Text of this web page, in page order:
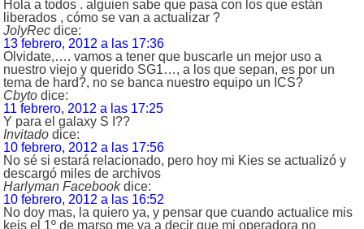
Hola a todos . alguien sabe que pasa con los que están
liberados , cómo se van a actualizar ?
JolyRec dice:
13 febrero, 2012 a las 17:36
Olvidate,…. vamos a tener que buscarle un mejor uso a
nuestro viejo y querido SG1…, a los que sepan, es por un
tema de hard?, no se banca nuestro equipo un ICS?
Cbyto dice:
11 febrero, 2012 a las 17:25
Y para el galaxy S I??
Invitado dice:
10 febrero, 2012 a las 17:56
No sé si estará relacionado, pero hoy mi Kies se actualizó y
descargó miles de archivos
Harlyman Facebook dice:
10 febrero, 2012 a las 16:52
No doy mas, la quiero ya, y pensar que cuando actualice mis
keis el 1º de marso me va a decir que mi operadora no